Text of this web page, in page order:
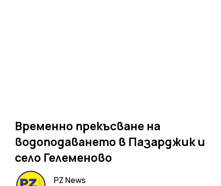
Временно прекъсване на
водоподаването в Пазарджик и
село Гелеменово
PZ News